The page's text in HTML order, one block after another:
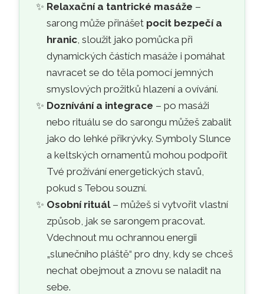
Relaxační a tantrické masáže –
sarong může přinášet pocit bezpečí a
hranic, sloužit jako pomůcka při
dynamických částích masáže i pomáhat
navracet se do těla pomocí jemných
smyslových prožitků hlazení a ovívání.
Doznívání a integrace – po masáži
nebo rituálu se do sarongu můžeš zabalit
jako do lehké přikrývky. Symboly Slunce
a keltských ornamentů mohou podpořit
Tvé prožívání energetických stavů,
pokud s Tebou souzní.
Osobní rituál– můžeš si vytvořit vlastní
způsob, jak se sarongem pracovat.
Vdechnout mu ochrannou energii
„slunečního pláště“ pro dny, kdy se chceš
nechat obejmout a znovu se naladit na
sebe.